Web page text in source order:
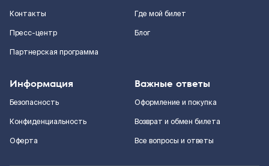
Контакты
Пресс-центр
Партнерская программа
Где мой билет
Блог
Информация
Безопасность
Конфиденциальность
Оферта
Важные ответы
Оформление и покупка
Возврат и обмен билета
Все вопросы и ответы